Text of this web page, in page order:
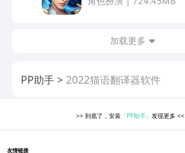
加载更多
PP助手 2022猫语翻译器软件
>> 到底了，安装 「PP助手」 发现更多<<
友情链接